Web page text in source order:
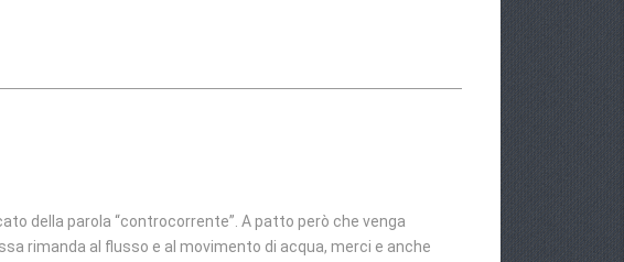
della parola “controcorrente”. A patto però che venga
rimanda al flusso e al movimento di acqua, merci e anche